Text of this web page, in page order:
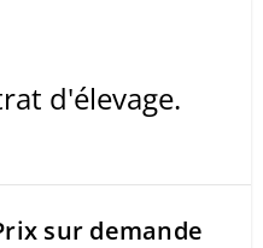
d'élevage.
sur demande